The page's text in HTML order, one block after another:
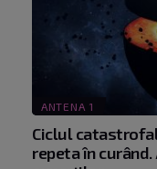
ANTENA 1
Ciclul
repeta în